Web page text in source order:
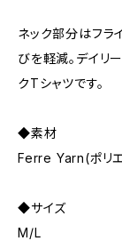
ネック部分はフラ
びを軽減。デイリ
クTシャツです。
◆素材
Ferre Yarn(ポリ
◆サイズ
M/L